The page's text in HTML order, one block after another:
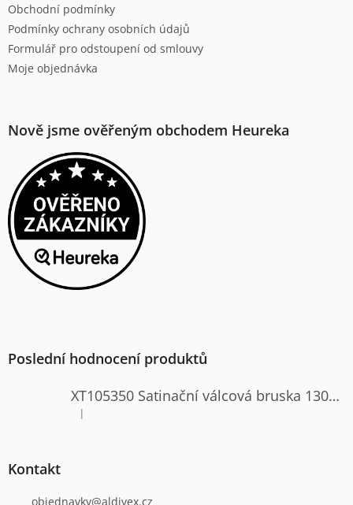
Obchodní podmínky
Podmínky ochrany osobních údajů
Formulář pro odstoupení od smlouvy
Moje objednávka
Nově jsme ověřeným obchodem Heureka
Poslední hodnocení produktů
XT105350 Satinační válcová bruska 1300W
Hodnocení produktu je 4 z 5 hvězdiček.
|
Kontakt
objednavky@aldivex.cz